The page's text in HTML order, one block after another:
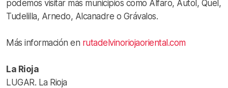
podemos visitar más municipios como Alfaro, Autol, Quel,
Tudelilla, Arnedo, Alcanadre o Grávalos.
Más información en rutadelvinoriojaoriental.com
La Rioja
LUGAR. La Rioja